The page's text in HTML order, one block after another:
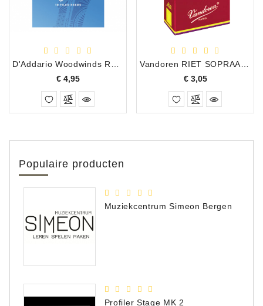
€ 4,95Prijs
€ 3,05Prijs
Populaire producten
Muziekcentrum Simeon Bergen
Profiler Stage MK 2